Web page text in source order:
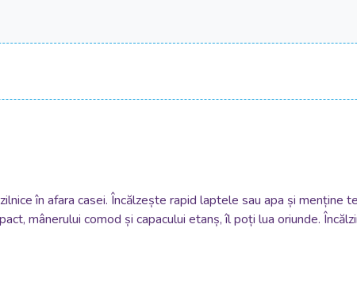
în afara casei. Încălzește rapid laptele sau apa și menține
mânerului comod și capacului etanș, îl poți lua oriunde.